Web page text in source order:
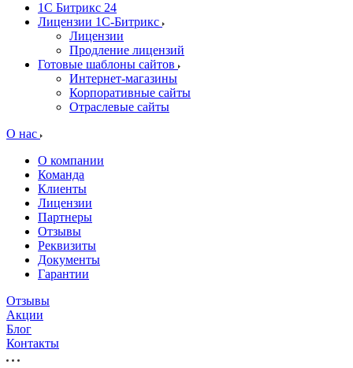
1С Битрикс 24
Лицензии 1С-Битрикс
Лицензии
Продление лицензий
Готовые шаблоны сайтов
Интернет-магазины
Корпоративные сайты
Отраслевые сайты
О нас
О компании
Команда
Клиенты
Лицензии
Партнеры
Отзывы
Реквизиты
Документы
Гарантии
Отзывы
Акции
Блог
Контакты